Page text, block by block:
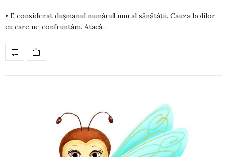
• E considerat dușmanul numărul unu al sănătății. Cauza bolilor
cu care ne confruntăm. Atacă…